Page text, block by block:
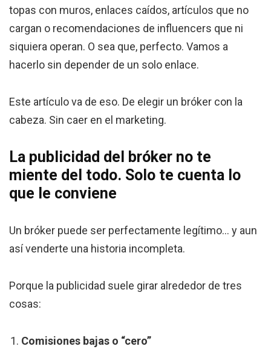
topas con muros, enlaces caídos, artículos que no
cargan o recomendaciones de influencers que ni
siquiera operan. O sea que, perfecto. Vamos a
hacerlo sin depender de un solo enlace.
Este artículo va de eso. De elegir un bróker con la
cabeza. Sin caer en el marketing.
La publicidad del bróker no te
miente del todo. Solo te cuenta lo
que le conviene
Un bróker puede ser perfectamente legítimo… y aun
así venderte una historia incompleta.
Porque la publicidad suele girar alrededor de tres
cosas:
Comisiones bajas o “cero”